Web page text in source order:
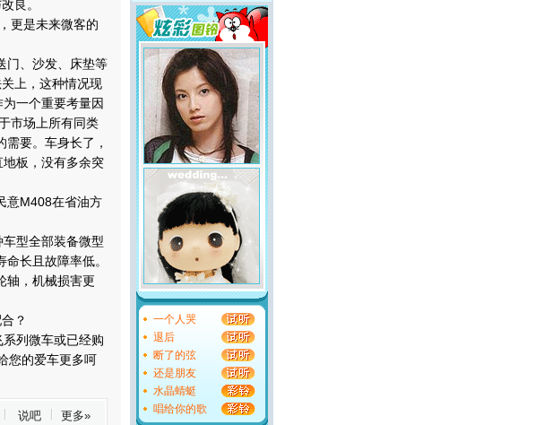
良。
更是未来微客的
、沙发、床垫等
上，这种情况现
一个重要考量因
市场上所有同类
要。车身长了，
板，没有多余突
M408在省油方
型全部装备微型
长且故障率低。
轴，机械损害更
？
列微车或已经购
您的爱车更多呵
说吧 更多»
一个人哭
退后
断了的弦
还是朋友
水晶蜻蜓
唱给你的歌